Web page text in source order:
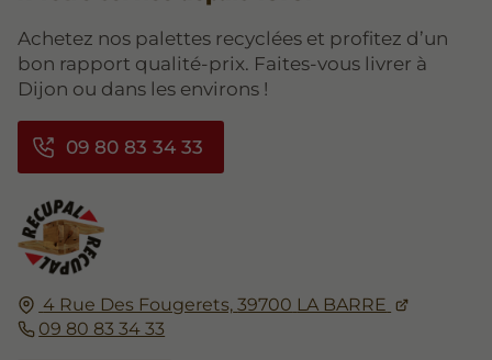
4 Rue Des Fougerets, 39700 LA BARRE
09 80 83 34 33
Achetez nos palettes recyclées et profitez d’un
bon rapport qualité-prix. Faites-vous livrer à
Dijon ou dans les environs !
09 80 83 34 33